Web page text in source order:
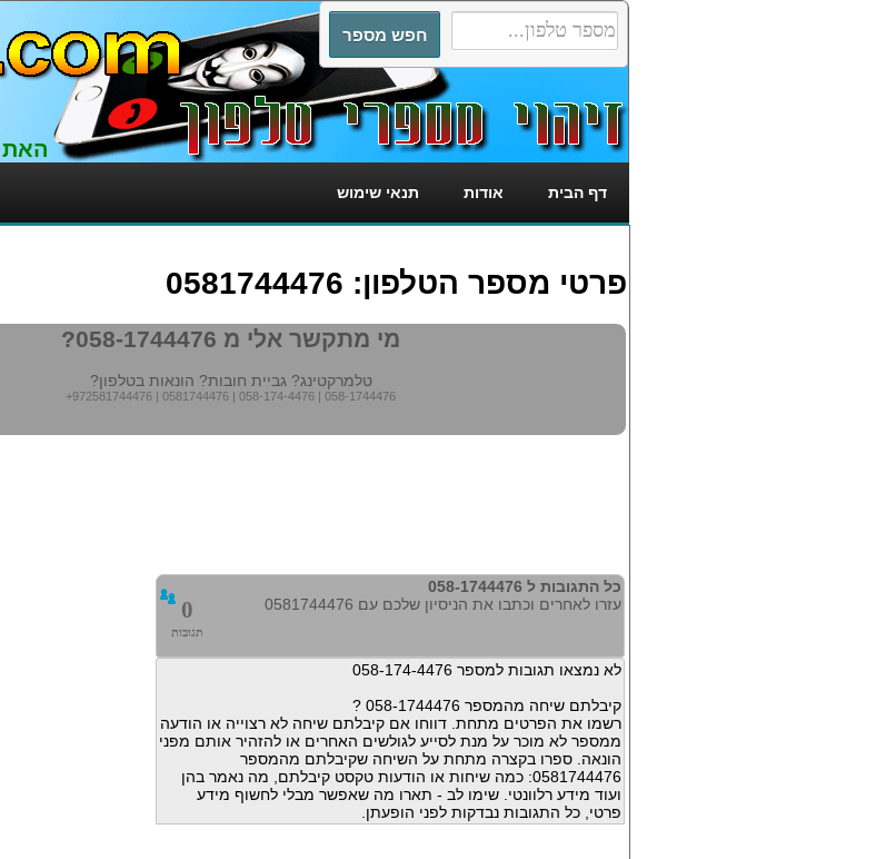
דף הבית אודות תנאי שימוש
פרטי מספר הטלפון: 0581744476
מי מתקשר אלי מ 058-1744476?
טלמרקטינג? גביית חובות? הונאות בטלפון?
+972581744476 | 0581744476 | 058-174-4476 | 058-1744476
0
תגובות
כל התגובות ל 058-1744476
עזרו לאחרים וכתבו את הניסיון שלכם עם 0581744476
לא נמצאו תגובות למספר 058-174-4476
קיבלתם שיחה מהמספר 058-1744476 ?
רשמו את הפרטים מתחת. דווחו אם קיבלתם שיחה לא רצוייה או הודעה
ממספר לא מוכר על מנת לסייע לגולשים האחרים או להזהיר אותם מפני
הונאה. ספרו בקצרה מתחת על השיחה שקיבלתם מהמספר
0581744476: כמה שיחות או הודעות טקסט קיבלתם, מה נאמר בהן
ועוד מידע רלוונטי. שימו לב - תארו מה שאפשר מבלי לחשוף מידע
פרטי, כל התגובות נבדקות לפני הופעתן.